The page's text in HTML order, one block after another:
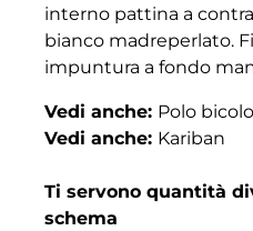
interno pattina a
bianco madreperlato.
impuntura a fondo
Vedi anche: Polo
Vedi anche: Kariban
Ti servono quantità
schema